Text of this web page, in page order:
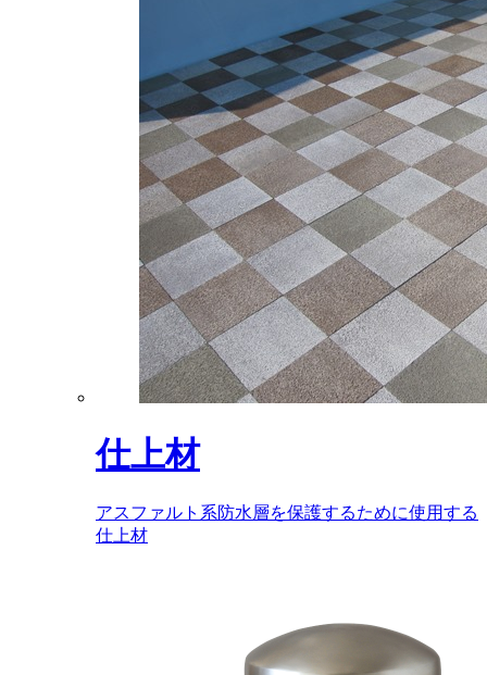
仕上材
アスファルト系防水層を保護するために使用する
仕上材